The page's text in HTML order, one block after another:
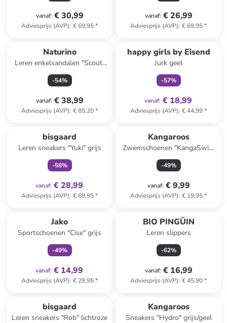
vanaf: € 30,99
Adviesprijs (AVP): € 69,95*
vanaf: € 26,99
Adviesprijs (AVP): € 69,95*
Naturino
Leren enkelsandalen "Scout"
bruin
-54%
vanaf: € 38,99
Adviesprijs (AVP): € 85,20*
happy girls by Eisend
Jurk geel
-57%
vanaf: € 18,99
Adviesprijs (AVP): € 44,99*
bisgaard
Leren sneakers "Yuki" grijs
-58%
vanaf: € 28,99
Adviesprijs (AVP): € 69,95*
Kangaroos
Zwemschoenen "KangaSwim
II" kaki/oranje
-49%
vanaf: € 9,99
Adviesprijs (AVP): € 19,95*
Jako
Sportschoenen "Cise" grijs
-49%
vanaf: € 14,99
Adviesprijs (AVP): € 29,95*
BIO PINGÜIN
Leren slippers
-62%
vanaf: € 16,99
Adviesprijs (AVP): € 45,90*
bisgaard
Leren sneakers "Rob" lichtroze
Kangaroos
Sneakers "Hydro" grijs/geel